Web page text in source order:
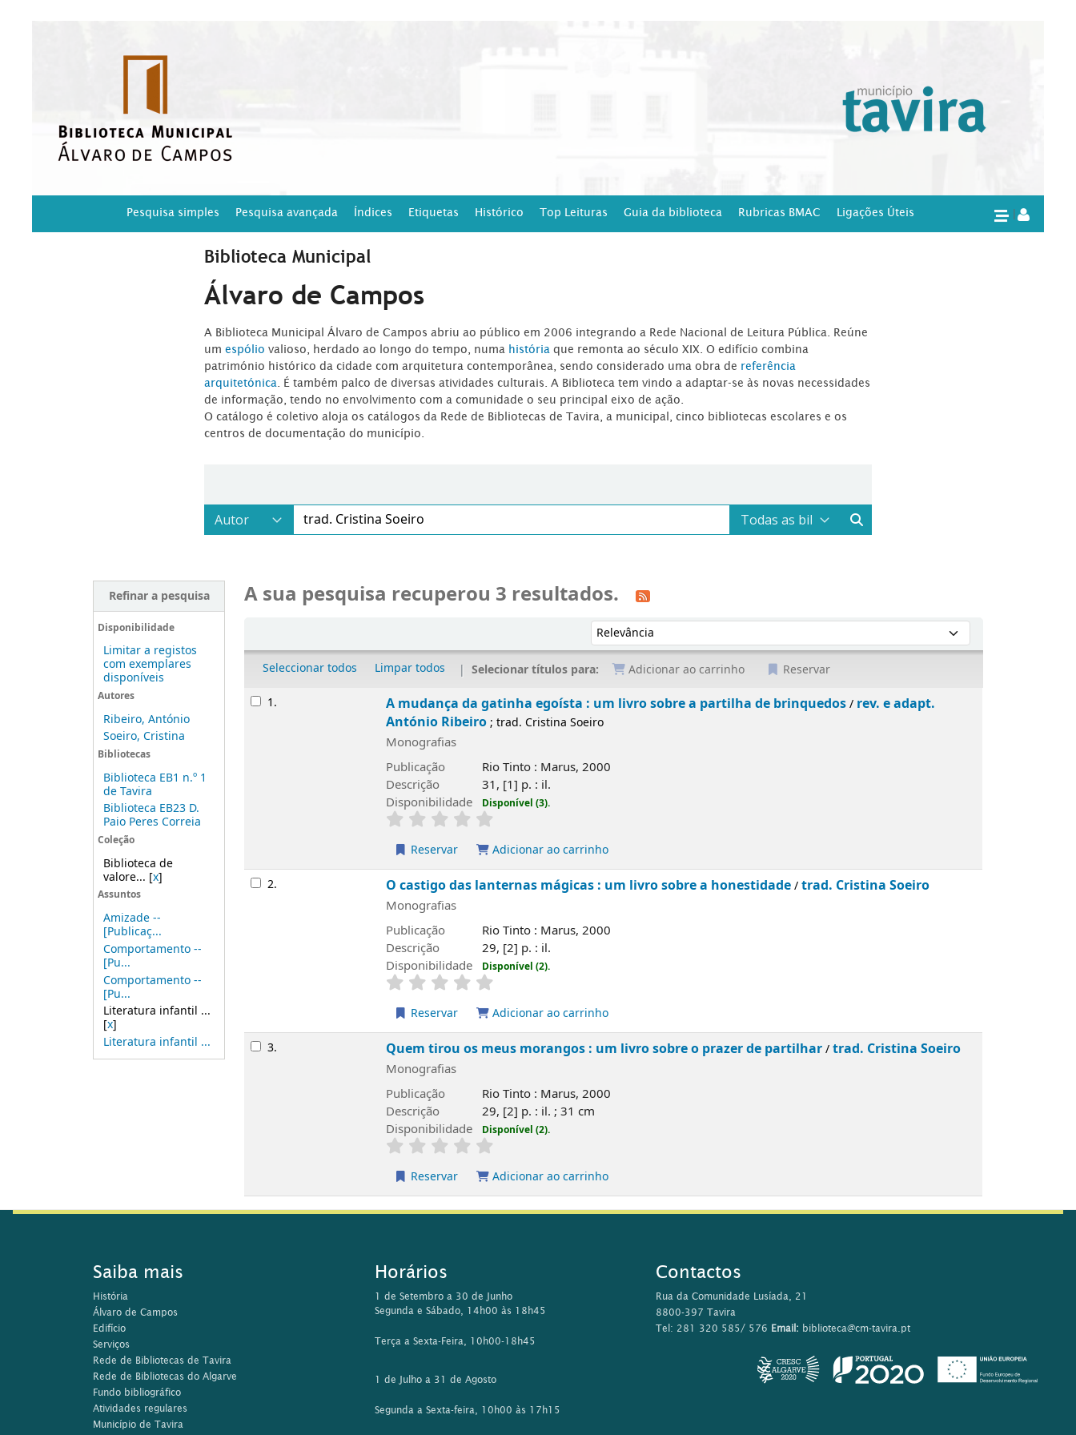
Pesquisa simples Pesquisa avançada Índices Etiquetas Histórico Top Leituras Guia da biblioteca Rubricas BMAC Ligações Úteis
Biblioteca Municipal
Álvaro de Campos
A Biblioteca Municipal Álvaro de Campos abriu ao público em 2006 integrando a Rede Nacional de Leitura Pública. Reúne
um espólio valioso, herdado ao longo do tempo, numa história que remonta ao século XIX. O edifício combina
património histórico da cidade com arquitetura contemporânea, sendo considerado uma obra de referência
arquitetónica . É também palco de diversas atividades culturais. A Biblioteca tem vindo a adaptar-se às novas necessidades
de informação, tendo no envolvimento com a comunidade o seu principal eixo de ação.
O catálogo é coletivo aloja os catálogos da Rede de Bibliotecas de Tavira, a municipal, cinco bibliotecas escolares e os
centros de documentação do município.
Refinar a pesquisa
Disponibilidade
Limitar a registos
com exemplares
disponíveis
Autores
Ribeiro, António
Soeiro, Cristina
Bibliotecas
Biblioteca EB1 n.º 1
de Tavira
Biblioteca EB23 D.
Paio Peres Correia
Coleção
Biblioteca de
valore... [x]
Assuntos
Amizade --
[Publicaç...
Comportamento --
[Pu...
Comportamento --
[Pu...
Literatura infantil ...
[x]
Literatura infantil ...
A sua pesquisa recuperou 3 resultados.
Ordenar por:
Seleccionar todos Limpar todos Selecionar títulos para: Adicionar ao carrinho Reservar
Resultados
1. A mudança da gatinha egoísta : um livro sobre a partilha de brinquedos/ rev. e adapt.
António Ribeiro; trad. Cristina Soeiro
Monografias
Publicação
Rio Tinto : Marus, 2000
Descrição
31, [1] p. : il.
Disponibilidade
Disponível (3).
Reservar Adicionar ao carrinho
2. O castigo das lanternas mágicas : um livro sobre a honestidade/trad. Cristina Soeiro
Monografias
Publicação
Rio Tinto : Marus, 2000
Descrição
29, [2] p. : il.
Disponibilidade
Disponível (2).
Reservar Adicionar ao carrinho
3. Quem tirou os meus morangos : um livro sobre o prazer de partilhar/trad. Cristina Soeiro
Monografias
Publicação
Rio Tinto : Marus, 2000
Descrição
29, [2] p. : il. ; 31 cm
Disponibilidade
Disponível (2).
Reservar Adicionar ao carrinho
Saiba mais
História
Álvaro de Campos
Edifício
Serviços
Rede de Bibliotecas de Tavira
Rede de Bibliotecas do Algarve
Fundo bibliográfico
Atividades regulares
Município de Tavira
Horários
1 de Setembro a 30 de Junho
Segunda e Sábado, 14h00 às 18h45
Terça a Sexta-Feira, 10h00-18h45
1 de Julho a 31 de Agosto
Segunda a Sexta-feira, 10h00 às 17h15
Contactos
Rua da Comunidade Lusíada, 21
8800-397 Tavira
Tel: 281 320 585/ 576 Email: biblioteca@cm-tavira.pt